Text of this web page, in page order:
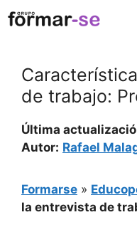
Saltar
al
de trabajo:
Última
Autor: Rafael
Formarse »
la entrevista de